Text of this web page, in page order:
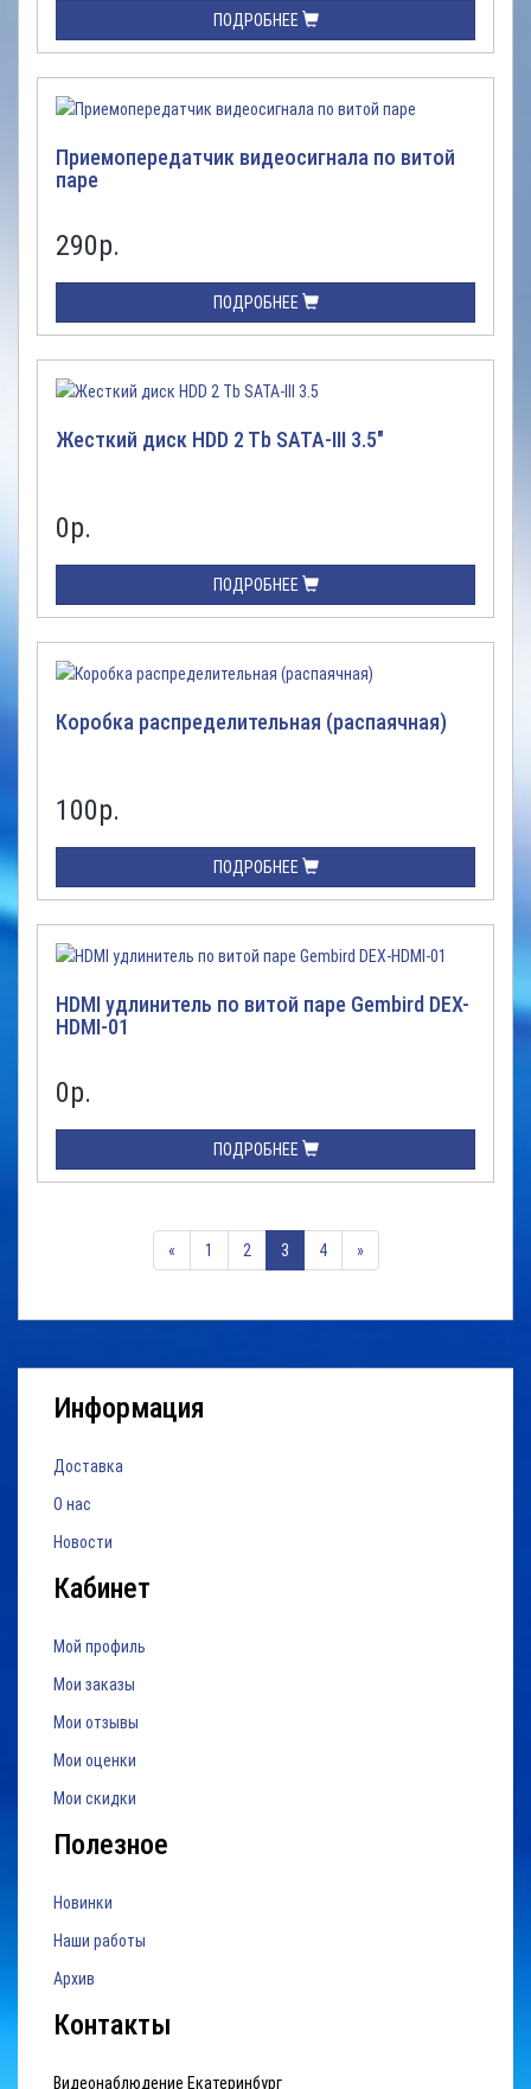
ПОДРОБНЕЕ
Приемопередатчик видеосигнала по витой
паре
290р.
ПОДРОБНЕЕ
Жесткий диск HDD 2 Tb SATA-III 3.5"
0р.
ПОДРОБНЕЕ
Коробка распределительная (распаячная)
100р.
ПОДРОБНЕЕ
HDMI удлинитель по витой паре Gembird DEX-
HDMI-01
0р.
ПОДРОБНЕЕ
« 1 2 3 4 »
Информация
Доставка
О нас
Новости
Кабинет
Мой профиль
Мои заказы
Мои отзывы
Мои оценки
Мои скидки
Полезное
Новинки
Наши работы
Архив
Контакты
Видеонаблюдение Екатеринбург